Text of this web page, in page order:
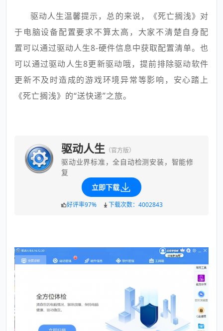
驱动人生温馨提示，总的来说，《死亡搁浅》对
于电脑设备配置要求不算太高，大家不清楚自身配
置可以通过驱动人生8-硬件信息中获取配置清单。也
可以通过驱动人生8更新驱动哦，提前排除驱动软件
更新不及时造成的游戏环境异常等影响，安心踏上
《死亡搁浅》的“送快递”之旅。
驱动人生 （官方版）
驱动业界标准，全自动检测安装，智能修
复
立即下载
好评率97% 下载次数：4002843